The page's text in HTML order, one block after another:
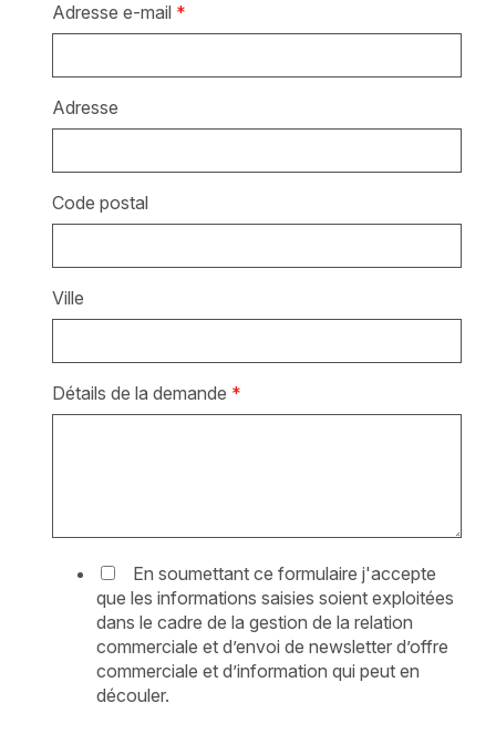
Adresse e-mail *
Adresse
Code postal
Ville
Détails de la demande *
En soumettant ce formulaire j'accepte
que les informations saisies soient exploitées
dans le cadre de la gestion de la relation
commerciale et d’envoi de newsletter d’offre
commerciale et d’information qui peut en
découler.